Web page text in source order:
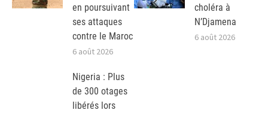
en poursuivant
ses attaques
contre le Maroc
6 août 2026
choléra à
N’Djamena
6 août 2026
Nigeria : Plus
de 300 otages
libérés lors